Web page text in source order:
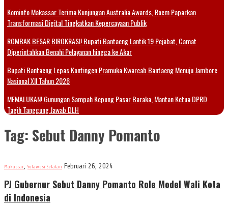
Kominfo Makassar Terima Kunjungan Australia Awards, Roem Paparkan
Transformasi Digital Tingkatkan Kepercayaan Publik
ROMBAK BESAR BIROKRASI! Bupati Bantaeng Lantik 19 Pejabat, Camat
Diperintahkan Benahi Pelayanan hingga ke Akar
Bupati Bantaeng Lepas Kontingen Pramuka Kwarcab Bantaeng Menuju Jambore
Nasional XII Tahun 2026
MEMALUKAN! Gunungan Sampah Kepung Pasar Baraka, Mantan Ketua DPRD
Tagih Tanggung Jawab DLH
Tag: Sebut Danny Pomanto
Makassar, Sulawesi Selatan Februari 26, 2024
PJ Gubernur Sebut Danny Pomanto Role Model Wali Kota
di Indonesia